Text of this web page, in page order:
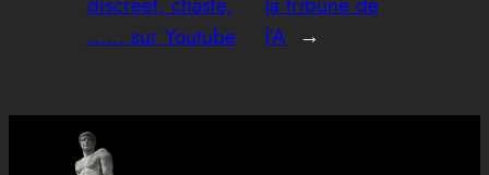
…… sur Youtube
l’A →